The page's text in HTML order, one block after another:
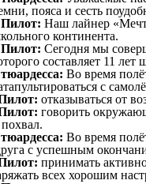
пояса и сесть
Наш лайнер
континента.
Сегодня мы
составляет 11
Во время
с
отказываться от
говорить
Во время
с успешным
принимать
всех хорошим